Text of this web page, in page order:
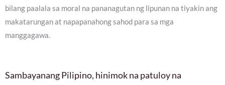
bilang paalala sa moral na pananagutan ng lipunan na tiyakin ang
makatarungan at napapanahong sahod para sa mga
manggagawa.
Sambayanang Pilipino, hinimok na patuloy na